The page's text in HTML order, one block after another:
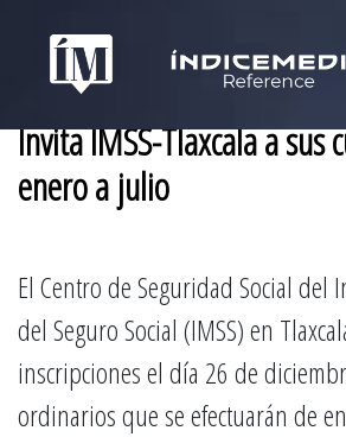
Invita IMSS-Tlaxcala a sus
enero a julio
El Centro de Seguridad Social del
del Seguro Social (IMSS) en
inscripciones el día 26 de
ordinarios que se efectuarán de